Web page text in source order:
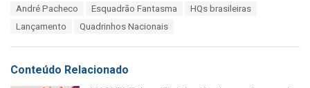
i
e
André Pacheco Esquadrão Fantasma
HQs brasileiras
Lançamento
Quadrinhos Nacionais
Conteúdo Relacionado